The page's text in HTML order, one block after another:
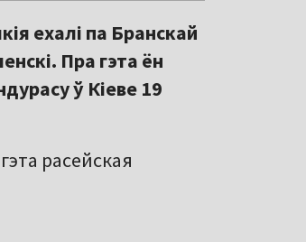
ехалі па Бранскай
Пра гэта ён
ў Кіеве 19
расейская